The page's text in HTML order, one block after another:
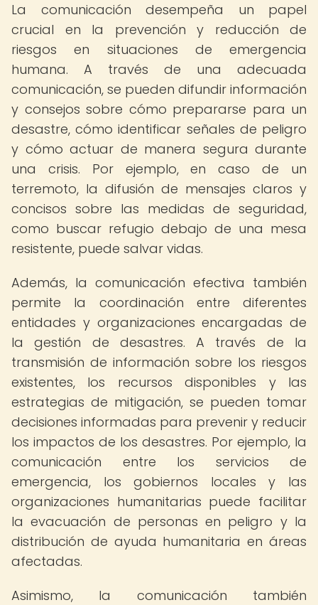
La comunicación desempeña un papel
crucial en la prevención y reducción de
riesgos en situaciones de emergencia
humana. A través de una adecuada
comunicación, se pueden difundir información
y consejos sobre cómo prepararse para un
desastre, cómo identificar señales de peligro
y cómo actuar de manera segura durante
una crisis. Por ejemplo, en caso de un
terremoto, la difusión de mensajes claros y
concisos sobre las medidas de seguridad,
como buscar refugio debajo de una mesa
resistente, puede salvar vidas.
Además, la comunicación efectiva también
permite la coordinación entre diferentes
entidades y organizaciones encargadas de
la gestión de desastres. A través de la
transmisión de información sobre los riesgos
existentes, los recursos disponibles y las
estrategias de mitigación, se pueden tomar
decisiones informadas para prevenir y reducir
los impactos de los desastres. Por ejemplo, la
comunicación entre los servicios de
emergencia, los gobiernos locales y las
organizaciones humanitarias puede facilitar
la evacuación de personas en peligro y la
distribución de ayuda humanitaria en áreas
afectadas.
Asimismo, la comunicación también